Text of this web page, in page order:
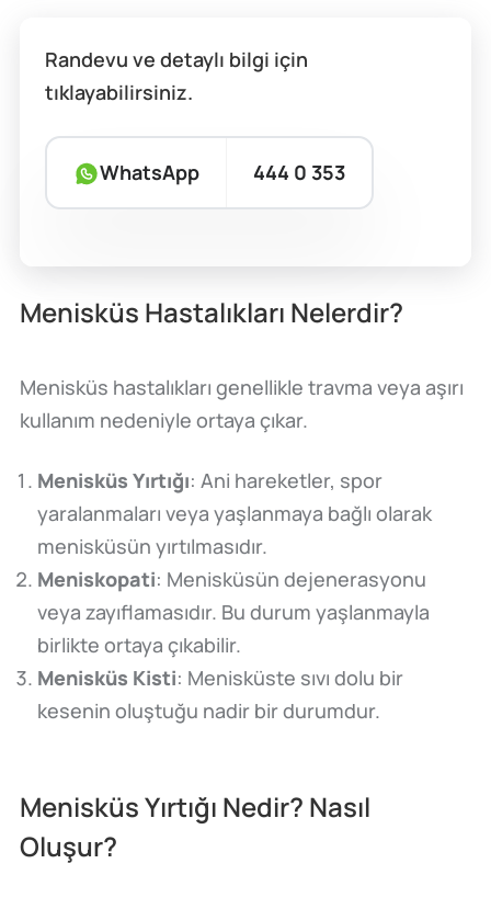
Randevu ve detaylı bilgi için
tıklayabilirsiniz.
WhatsApp 444 0 353
Menisküs Hastalıkları Nelerdir?
Menisküs hastalıkları genellikle travma veya aşırı
kullanım nedeniyle ortaya çıkar.
Menisküs Yırtığı: Ani hareketler, spor
yaralanmaları veya yaşlanmaya bağlı olarak
menisküsün yırtılmasıdır.
Meniskopati: Menisküsün dejenerasyonu
veya zayıflamasıdır. Bu durum yaşlanmayla
birlikte ortaya çıkabilir.
Menisküs Kisti: Menisküste sıvı dolu bir
kesenin oluştuğu nadir bir durumdur.
Menisküs Yırtığı Nedir? Nasıl
Oluşur?